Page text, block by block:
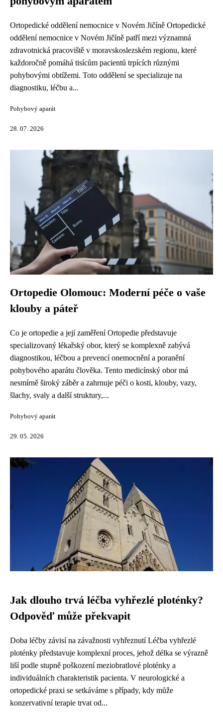
Ortopedické oddělení nemocnice v Novém Jičíně Ortopedické
oddělení nemocnice v Novém Jičíně patří mezi významná
zdravotnická pracoviště v moravskoslezském regionu, které
každoročně pomáhá tisícům pacientů trpících různými
pohybovými obtížemi. Toto oddělení se specializuje na
diagnostiku, léčbu a...
Pohybový aparát
28. 07. 2026
Ortopedie Olomouc: Moderní péče o vaše
klouby a páteř
Co je ortopedie a její zaměření Ortopedie představuje
specializovaný lékařský obor, který se komplexně zabývá
diagnostikou, léčbou a prevencí onemocnění a poranění
pohybového aparátu člověka. Tento medicínský obor má
nesmírně široký záběr a zahrnuje péči o kosti, klouby, vazy,
šlachy, svaly a další struktury,...
Pohybový aparát
29. 05. 2026
Jak dlouho trvá léčba vyhřezlé ploténky?
Odpověď může překvapit
Doba léčby závisí na závažnosti vyhřeznutí Léčba vyhřezlé
ploténky představuje komplexní proces, jehož délka se výrazně
liší podle stupně poškození meziobratlové ploténky a
individuálních charakteristik pacienta. V neurologické a
ortopedické praxi se setkáváme s případy, kdy může
konzervativní terapie trvat od...